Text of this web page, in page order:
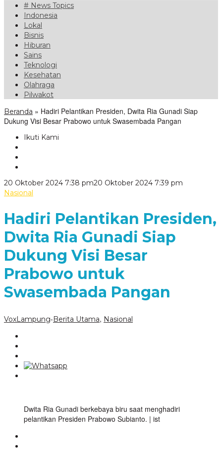
# News Topics
Indonesia
Lokal
Bisnis
Hiburan
Sains
Teknologi
Kesehatan
Olahraga
Pilwakot
Beranda » Hadiri Pelantikan Presiden, Dwita Ria Gunadi Siap
Dukung Visi Besar Prabowo untuk Swasembada Pangan
Ikuti Kami
20 Oktober 2024 7:38 pm20 Oktober 2024 7:39 pm
Nasional
Hadiri Pelantikan Presiden,
Dwita Ria Gunadi Siap
Dukung Visi Besar
Prabowo untuk
Swasembada Pangan
VoxLampung-Berita Utama, Nasional
Dwita Ria Gunadi berkebaya biru saat menghadiri
pelantikan Presiden Prabowo Subianto. | ist